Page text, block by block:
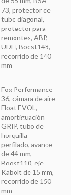
73, protector de
tubo diagonal,
protector para
remontes, ABP,
UDH, Boost148,
recorrido de 140
mm
Fox Performance
36, cámara de aire
Float EVOL,
amortiguación
GRIP, tubo de
horquilla
perfilado, avance
de 44 mm,
Boost110, eje
Kabolt de 15 mm,
recorrido de 150
mm